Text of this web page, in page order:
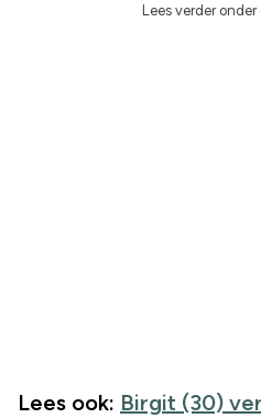
Lees verder
Lees ook: Birgit (30)